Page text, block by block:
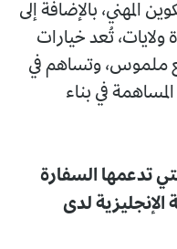
المهني، بالإضافة إلى
ولايات، تُعد خيارات
ملموس، وتساهم في
في بناء
تدعمها السفارة
لدى